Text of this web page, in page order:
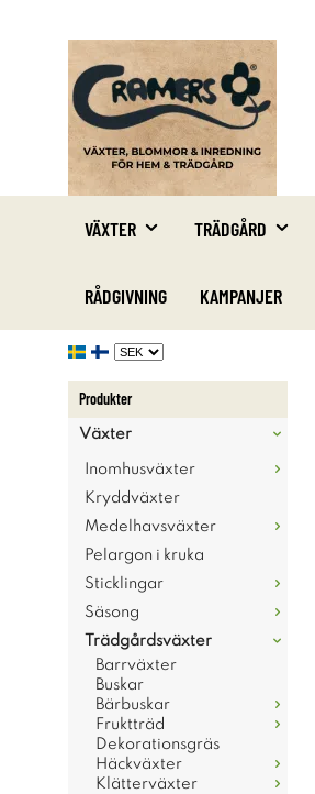
VÄXTER TRÄDGÅRD
RÅDGIVNING KAMPANJER
Produkter
Växter
Inomhusväxter
Kryddväxter
Medelhavsväxter
Pelargon i kruka
Sticklingar
Säsong
Trädgårdsväxter
Barrväxter
Buskar
Bärbuskar
Fruktträd
Dekorationsgräs
Häckväxter
Klätterväxter